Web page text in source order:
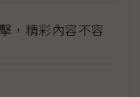
，精彩內容不容